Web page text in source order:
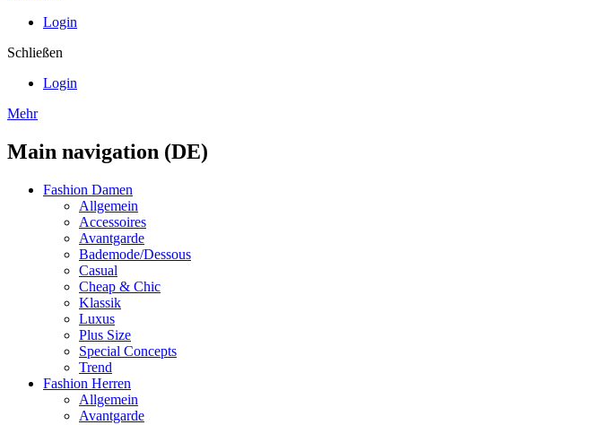
Login
Schließen
Login
Mehr
Main navigation (DE)
Fashion Damen
Allgemein
Accessoires
Avantgarde
Bademode/Dessous
Casual
Cheap & Chic
Klassik
Luxus
Plus Size
Special Concepts
Trend
Fashion Herren
Allgemein
Avantgarde